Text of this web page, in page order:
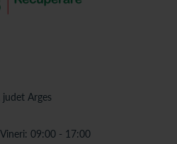
judet Arges
09:00 - 17:00